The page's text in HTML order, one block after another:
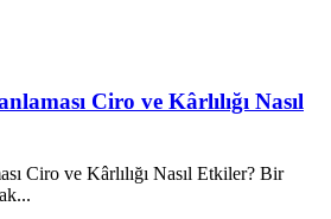
Ciro ve Kârlılığı Nasıl
Ciro ve Kârlılığı Nasıl Etkiler? Bir